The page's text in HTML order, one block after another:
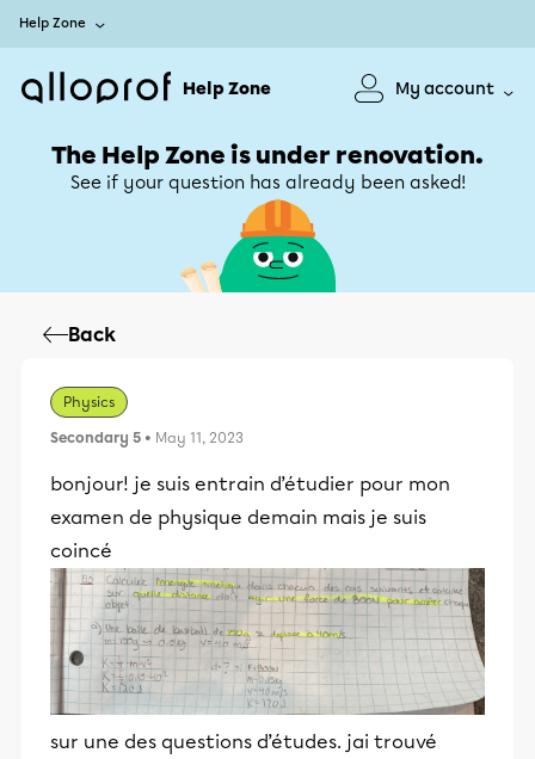
Help Zone
Help Zone My account
The Help Zone is under renovation.
See if your question has already been asked!
Back
Physics
Secondary 5 • May 11, 2023
bonjour! je suis entrain d’étudier pour mon
examen de physique demain mais je suis
coincé
sur une des questions d’études. jai trouvé